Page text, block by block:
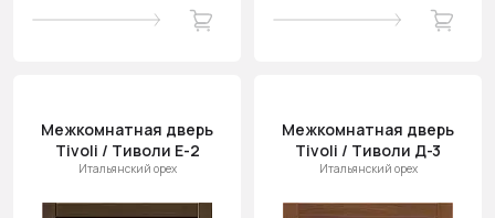
Межкомнатная дверь
Tivoli / Тиволи Е-2
Итальянский орех
Межкомнатная дверь
Tivoli / Тиволи Д-3
Итальянский орех